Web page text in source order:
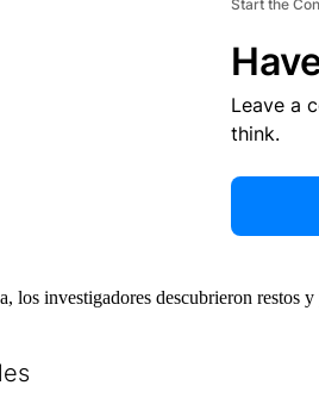
Start the
Leave a
think.
los investigadores descubrieron restos